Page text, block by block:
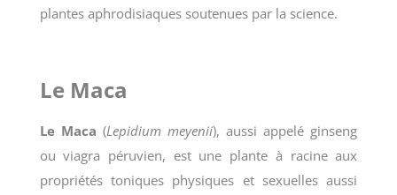
plantes aphrodisiaques soutenues par la science.
Le Maca
Le Maca (Lepidium meyenii), aussi appelé ginseng
ou viagra péruvien, est une plante à racine aux
propriétés toniques physiques et sexuelles aussi